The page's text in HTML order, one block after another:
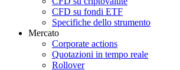
CFD su fondi ETF
Specifiche dello strumento
Mercato
Corporate actions
Quotazioni in tempo reale
Rollover